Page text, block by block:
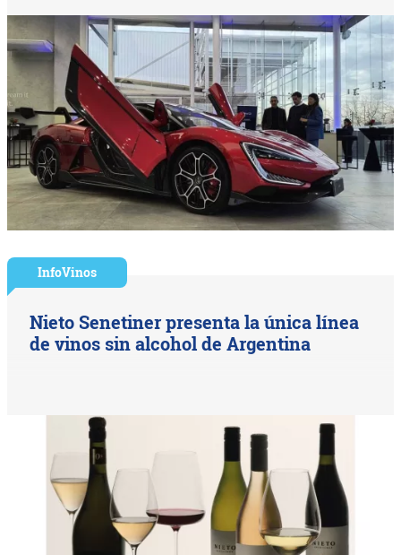
InfoVinos
Nieto Senetiner presenta la única línea
de vinos sin alcohol de Argentina